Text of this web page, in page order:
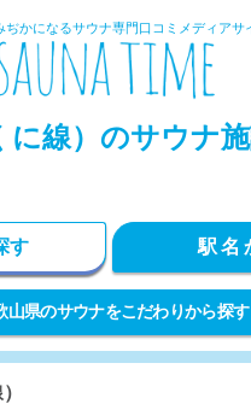
ぢかになるサウナ専門口コミメディアサ
に線）のサウナ
す 駅名
山県のサウナをこだわりから探す